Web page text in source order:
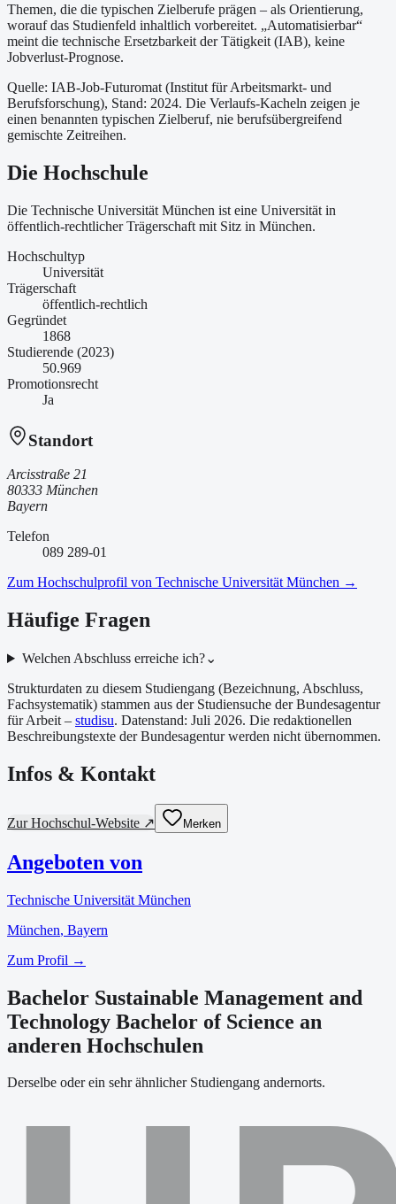
Themen, die die typischen Zielberufe prägen – als Orientierung,
worauf das Studienfeld inhaltlich vorbereitet. „Automatisierbar“
meint die technische Ersetzbarkeit der Tätigkeit (IAB), keine
Jobverlust-Prognose.
Quelle: IAB-Job-Futuromat (Institut für Arbeitsmarkt- und
Berufsforschung), Stand: 2024. Die Verlaufs-Kacheln zeigen je
einen benannten typischen Zielberuf, nie berufsübergreifend
gemischte Zeitreihen.
Die Hochschule
Die Technische Universität München ist eine Universität in
öffentlich-rechtlicher Trägerschaft mit Sitz in München.
Hochschultyp
Universität
Trägerschaft
öffentlich-rechtlich
Gegründet
1868
Studierende (2023)
50.969
Promotionsrecht
Ja
Standort
Arcisstraße 21
80333 München
Bayern
Telefon
089 289-01
Zum Hochschulprofil von Technische Universität München →
Häufige Fragen
Welchen Abschluss erreiche ich?⌄
Strukturdaten zu diesem Studiengang (Bezeichnung, Abschluss,
Fachsystematik) stammen aus der Studiensuche der Bundesagentur
für Arbeit – studisu. Datenstand: Juli 2026. Die redaktionellen
Beschreibungstexte der Bundesagentur werden nicht übernommen.
Infos & Kontakt
Zur Hochschul-Website ↗ Merken
Angeboten von
Technische Universität München
München, Bayern
Zum Profil →
Bachelor Sustainable Management and
Technology Bachelor of Science an
anderen Hochschulen
Derselbe oder ein sehr ähnlicher Studiengang andernorts.